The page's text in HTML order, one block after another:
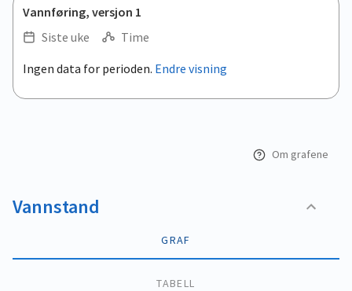
Vannføring, versjon 1
Siste uke
Time
.
View as data table, .
Ingen data for perioden. Endre visning
Om grafene
Vannstand
GRAF
TABELL